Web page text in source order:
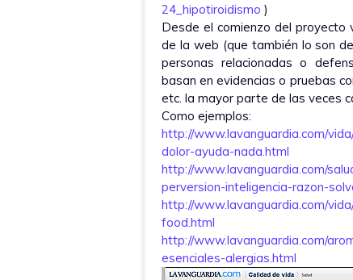
24_hipotiroidismo )
Desde el comienzo del
de la web (que también lo son
personas relacionadas o
basan en evidencias o pruebas
etc. la mayor parte de las veces
Como ejemplos:
http://www.lavanguardia.com/
dolor-ayuda-nada.html
http://www.lavanguardia.com/
perversion-inteligencia-razon-
http://www.lavanguardia.com/
food.html
http://www.lavanguardia.com/
esenciales-alergias.html